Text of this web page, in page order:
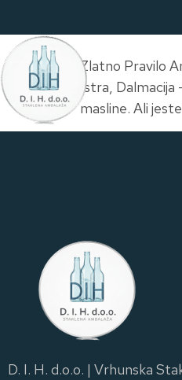
Zlatno Pravilo
Istra,
masline. Ali
D. I. H. d.o.o. | Vrhunska